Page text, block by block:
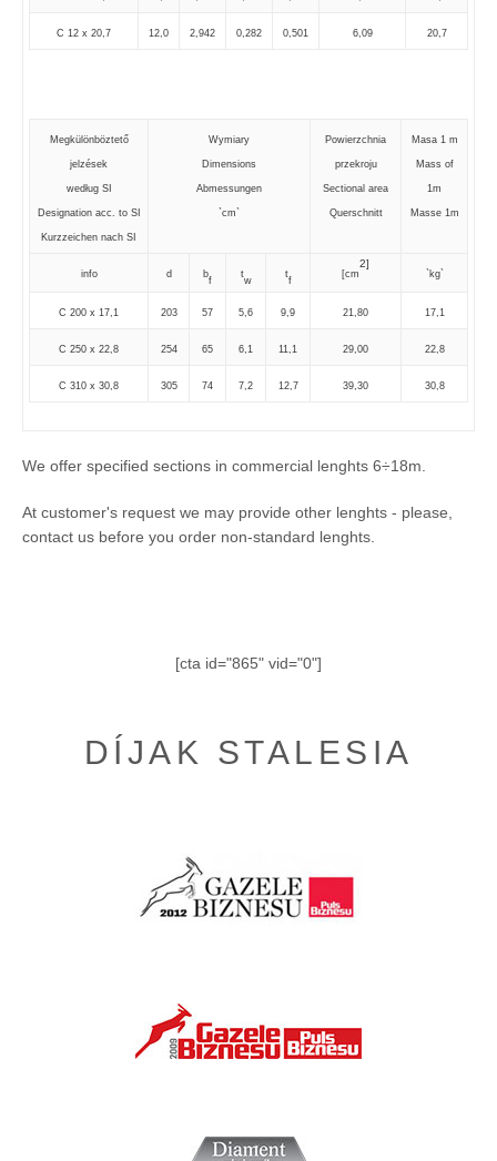
C 12 x 20,7 12,0 2,942 0,282 0,501 6,09 20,7
Megkülönböztető
jelzések
według SI
Designation acc. to SI
Kurzzeichen nach SI
Wymiary
Dimensions
Abmessungen
`cm`
Powierzchnia
przekroju
Sectional area
Querschnitt
Masa 1 m
Mass of
1m
Masse 1m
info d b
f
t
w
t
f
[cm
2]
`kg`
C 200 x 17,1 203 57 5,6 9,9 21,80 17,1
C 250 x 22,8 254 65 6,1 11,1 29,00 22,8
C 310 x 30,8 305 74 7,2 12,7 39,30 30,8
We offer specified sections in commercial lenghts 6÷18m.
At customer's request we may provide other lenghts - please,
contact us before you order non-standard lenghts.
[cta id="865" vid="0"]
DÍJAK STALESIA